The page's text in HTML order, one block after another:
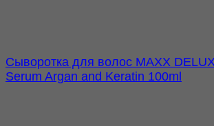
Сыворотка для волос MAXX
Serum Argan and Keratin 100ml